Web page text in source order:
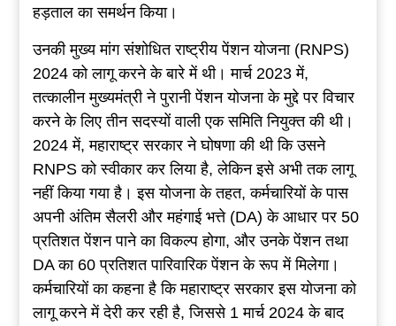
हड़ताल का समर्थन किया।
उनकी मुख्य मांग संशोधित राष्ट्रीय पेंशन योजना (RNPS)
2024 को लागू करने के बारे में थी। मार्च 2023 में,
तत्कालीन मुख्यमंत्री ने पुरानी पेंशन योजना के मुद्दे पर विचार
करने के लिए तीन सदस्यों वाली एक समिति नियुक्त की थी।
2024 में, महाराष्ट्र सरकार ने घोषणा की थी कि उसने
RNPS को स्वीकार कर लिया है, लेकिन इसे अभी तक लागू
नहीं किया गया है। इस योजना के तहत, कर्मचारियों के पास
अपनी अंतिम सैलरी और महंगाई भत्ते (DA) के आधार पर 50
प्रतिशत पेंशन पाने का विकल्प होगा, और उनके पेंशन तथा
DA का 60 प्रतिशत पारिवारिक पेंशन के रूप में मिलेगा।
कर्मचारियों का कहना है कि महाराष्ट्र सरकार इस योजना को
लागू करने में देरी कर रही है, जिससे 1 मार्च 2024 के बाद